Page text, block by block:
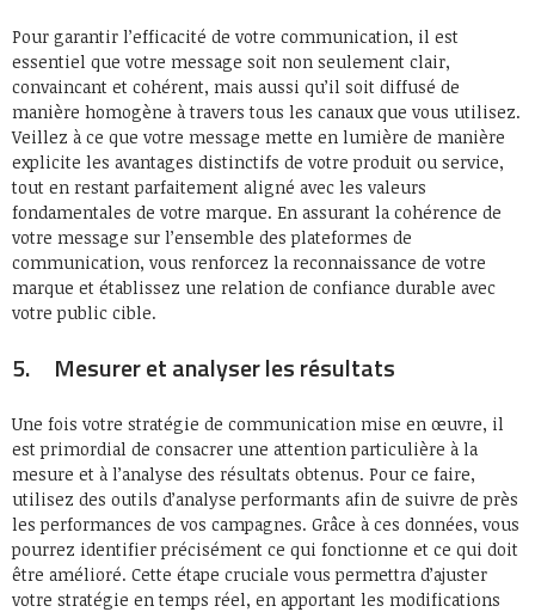
Pour garantir l’efficacité de votre communication, il est
essentiel que votre message soit non seulement clair,
convaincant et cohérent, mais aussi qu’il soit diffusé de
manière homogène à travers tous les canaux que vous utilisez.
Veillez à ce que votre message mette en lumière de manière
explicite les avantages distinctifs de votre produit ou service,
tout en restant parfaitement aligné avec les valeurs
fondamentales de votre marque. En assurant la cohérence de
votre message sur l’ensemble des plateformes de
communication, vous renforcez la reconnaissance de votre
marque et établissez une relation de confiance durable avec
votre public cible.
5. Mesurer et analyser les résultats
Une fois votre stratégie de communication mise en œuvre, il
est primordial de consacrer une attention particulière à la
mesure et à l’analyse des résultats obtenus. Pour ce faire,
utilisez des outils d’analyse performants afin de suivre de près
les performances de vos campagnes. Grâce à ces données, vous
pourrez identifier précisément ce qui fonctionne et ce qui doit
être amélioré. Cette étape cruciale vous permettra d’ajuster
votre stratégie en temps réel, en apportant les modifications